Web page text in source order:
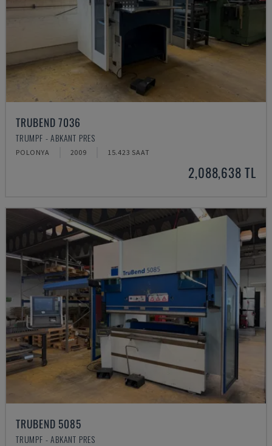
TRUBEND 7036
TRUMPF - ABKANT PRES
POLONYA 2009 15.423 SAAT
2,088,638 TL
TRUBEND 5085
TRUMPF - ABKANT PRES